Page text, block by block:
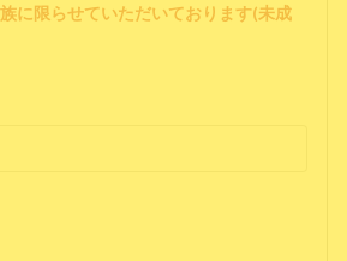
に限らせていただいております(未成